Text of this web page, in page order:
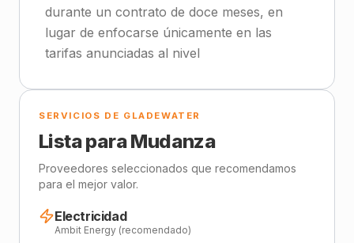
durante un contrato de doce meses, en
lugar de enfocarse únicamente en las
tarifas anunciadas al nivel
SERVICIOS DE GLADEWATER
Lista para Mudanza
Proveedores seleccionados que recomendamos
para el mejor valor.
Electricidad
Ambit Energy (recomendado)